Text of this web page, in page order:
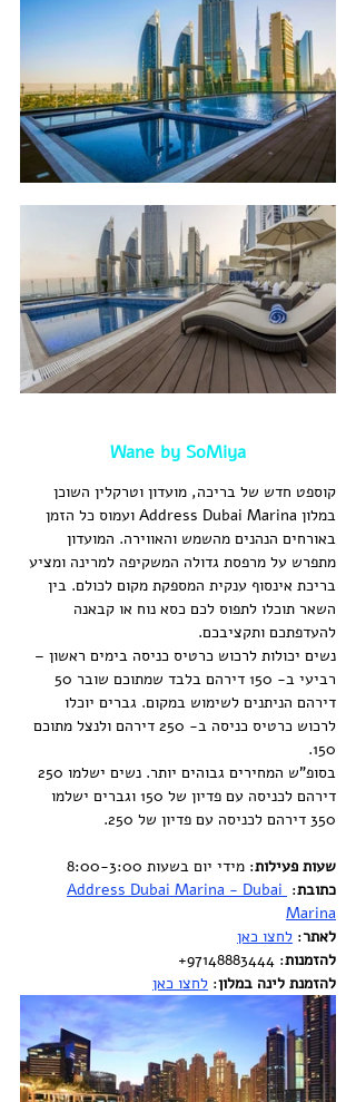
Wane by SoMiya
קוספט חדש של בריכה, מועדון וטרקלין השוכן
במלון Address Dubai Marina ועמוס כל הזמן
באורחים הנהנים מהשמש והאווירה. המועדון
מתפרש על מרפסת גדולה המשקיפה למרינה ומציע
בריכת אינסוף ענקית המספקת מקום לכולם. בין
השאר תוכלו לתפוס לכם כסא נוח או קבאנה
להעדפתכם ותקציבכם.
נשים יכולות לרכוש כרטיס כניסה בימים ראשון –
דירהם הניתנים לשימוש במקום. גברים יוכלו
לרכוש כרטיס כניסה ב- 250 דירהם ולנצל מתוכם
150.
דירהם לכניסה עם פדיון של 150 וגברים ישלמו
350 דירהם לכניסה עם פדיון של 250.
שעות פעילות: מידי יום בשעות 8:00-3:00
כתובת:
Address Dubai Marina - Dubai
Marina
לאתר: לחצו כאן
להזמנות: 97148883444+
להזמנת לינה במלון: לחצו כאן